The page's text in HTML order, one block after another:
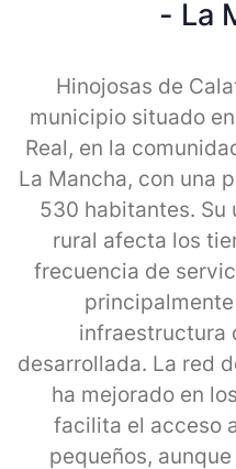
- La
Hinojosas de
municipio situado
Real, en la
La Mancha, con una
530 habitantes. Su
rural afecta los
frecuencia de
infraestructura
desarrollada. La red
ha mejorado en
facilita el acceso
pequeños,